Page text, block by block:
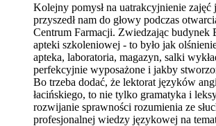
Kolejny pomysł na uatrakcyjnienie zajęć
przyszedł nam do głowy podczas
Centrum Farmacji. Zwiedzając budynek
apteki szkoleniowej - to było jak
apteka, laboratoria, magazyn, salki
perfekcyjnie wyposażone i jakby
Bo trzeba dodać, że lektorat języków
łacińskiego, to nie tylko gramatyka i
rozwijanie sprawności rozumienia ze
profesjonalnej wiedzy językowej na